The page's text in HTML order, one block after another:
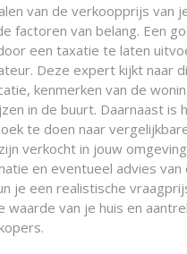
van de verkoopprijs van
factoren van belang. Een
een taxatie te laten
Deze expert kijkt naar
kenmerken van de
in de buurt. Daarnaast is
te doen naar
verkocht in jouw
en eventueel advies van
je een realistische
waarde van je huis en